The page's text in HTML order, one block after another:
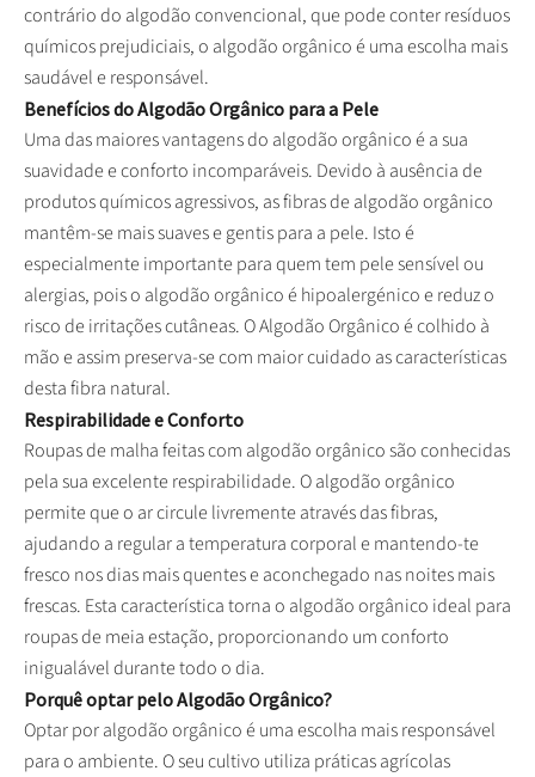
contrário do algodão convencional, que pode conter resíduos
químicos prejudiciais, o algodão orgânico é uma escolha mais
saudável e responsável.
Benefícios do Algodão Orgânico para a Pele
Uma das maiores vantagens do algodão orgânico é a sua
suavidade e conforto incomparáveis. Devido à ausência de
produtos químicos agressivos, as fibras de algodão orgânico
mantêm-se mais suaves e gentis para a pele. Isto é
especialmente importante para quem tem pele sensível ou
alergias, pois o algodão orgânico é hipoalergénico e reduz o
risco de irritações cutâneas. O Algodão Orgânico é colhido à
mão e assim preserva-se com maior cuidado as características
desta fibra natural.
Respirabilidade e Conforto
Roupas de malha feitas com algodão orgânico são conhecidas
pela sua excelente respirabilidade. O algodão orgânico
permite que o ar circule livremente através das fibras,
ajudando a regular a temperatura corporal e mantendo-te
fresco nos dias mais quentes e aconchegado nas noites mais
frescas. Esta característica torna o algodão orgânico ideal para
roupas de meia estação, proporcionando um conforto
inigualável durante todo o dia.
Porquê optar pelo Algodão Orgânico?
Optar por algodão orgânico é uma escolha mais responsável
para o ambiente. O seu cultivo utiliza práticas agrícolas